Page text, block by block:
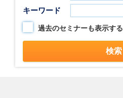
キーワード
過去のセミナーも表示する